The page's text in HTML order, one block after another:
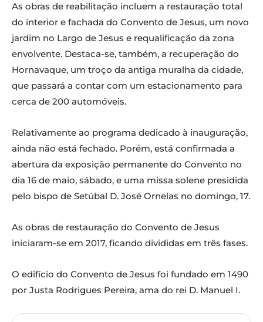
As obras de reabilitação incluem a restauração total
do interior e fachada do Convento de Jesus, um novo
jardim no Largo de Jesus e requalificação da zona
envolvente. Destaca-se, também, a recuperação do
Hornavaque, um troço da antiga muralha da cidade,
que passará a contar com um estacionamento para
cerca de 200 automóveis.
Relativamente ao programa dedicado à inauguração,
ainda não está fechado. Porém, está confirmada a
abertura da exposição permanente do Convento no
dia 16 de maio, sábado, e uma missa solene presidida
pelo bispo de Setúbal D. José Ornelas no domingo, 17.
As obras de restauração do Convento de Jesus
iniciaram-se em 2017, ficando divididas em três fases.
O edifício do Convento de Jesus foi fundado em 1490
por Justa Rodrigues Pereira, ama do rei D. Manuel I.